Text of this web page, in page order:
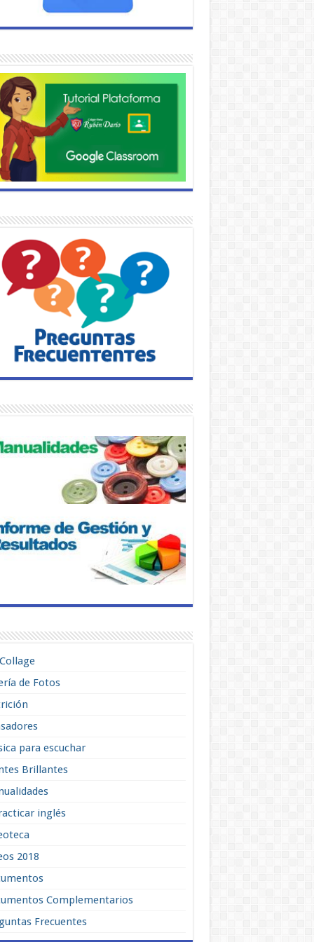
de Fotos
para escuchar
Brillantes
inglés
2018
Complementarios
Frecuentes